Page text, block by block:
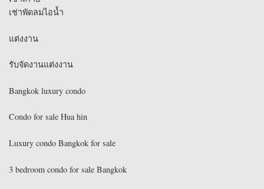
เช่าพัดลมไอน้ำ
แต่งงาน
รับจัดงานแต่งงาน
Bangkok luxury condo
Condo for sale Hua hin
Luxury condo Bangkok for sale
3 bedroom condo for sale Bangkok